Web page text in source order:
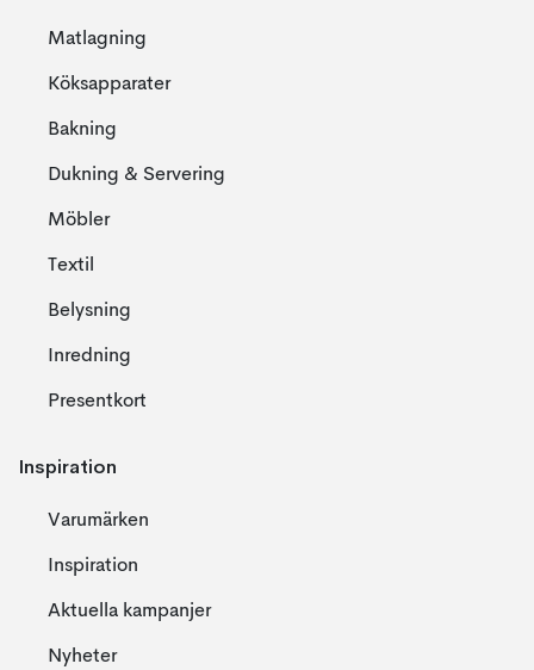
Matlagning
Köksapparater
Bakning
Dukning & Servering
Möbler
Textil
Belysning
Inredning
Presentkort
Inspiration
Varumärken
Inspiration
Aktuella kampanjer
Nyheter